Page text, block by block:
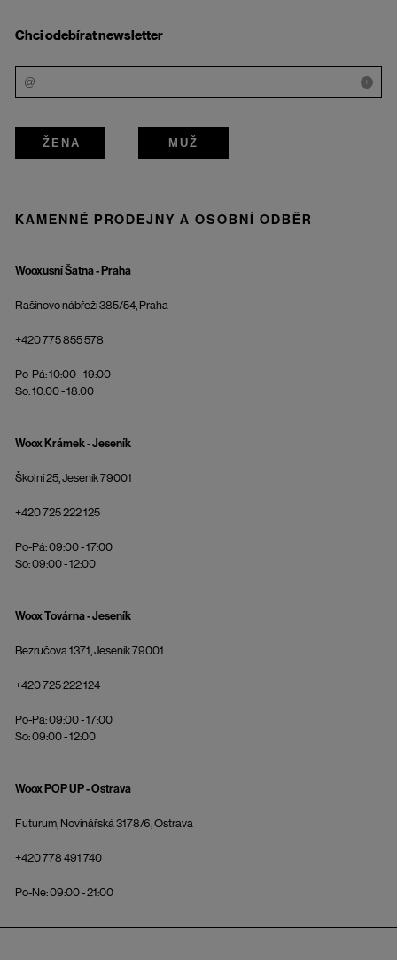
Chci odebírat newsletter
i
ŽENA MUŽ
KAMENNÉ PRODEJNY A OSOBNÍ ODBĚR
Wooxusní Šatna - Praha
Rašínovo nábřeží 385/54, Praha
+420 775 855 578
Po-Pá: 10:00 - 19:00
So: 10:00 - 18:00
Woox Krámek - Jeseník
Školní 25, Jeseník 79001
+420 725 222 125
Po-Pá: 09:00 - 17:00
So: 09:00 - 12:00
Woox Továrna - Jeseník
Bezručova 1371, Jeseník 79001
+420 725 222 124
Po-Pá: 09:00 - 17:00
So: 09:00 - 12:00
Woox POP UP - Ostrava
Futurum, Novinářská 3178/6, Ostrava
+420 778 491 740
Po-Ne: 09:00 - 21:00